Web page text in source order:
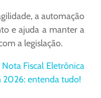
a automação
e ajuda a manter a
a legislação.
Fiscal Eletrônica
2026: entenda tudo!